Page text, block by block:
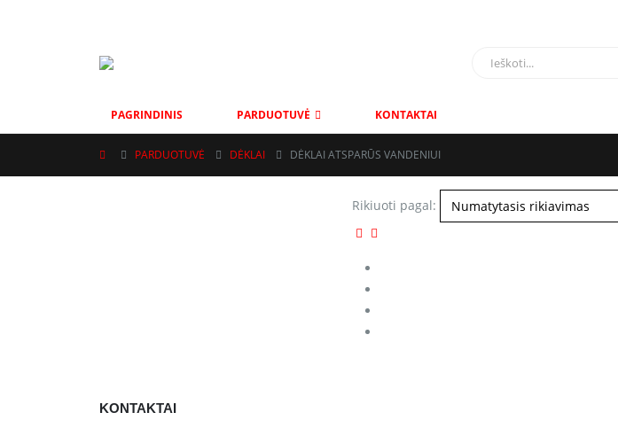
PAGRINDINIS PARDUOTUVĖ KONTAKTAI
PARDUOTUVĖ DĖKLAI DĖKLAI ATSPARŪS VANDENIUI
Rikiuoti pagal:
KONTAKTAI